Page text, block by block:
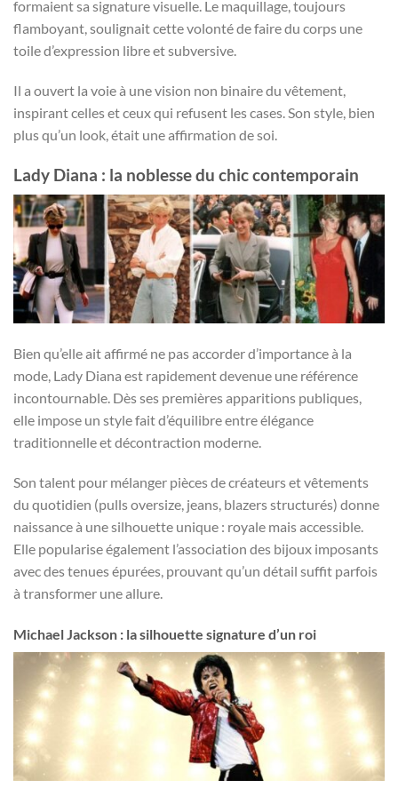
formaient sa signature visuelle. Le maquillage, toujours
flamboyant, soulignait cette volonté de faire du corps une
toile d’expression libre et subversive.
Il a ouvert la voie à une vision non binaire du vêtement,
inspirant celles et ceux qui refusent les cases. Son style, bien
plus qu’un look, était une affirmation de soi.
Lady Diana : la noblesse du chic contemporain
Bien qu’elle ait affirmé ne pas accorder d’importance à la
mode, Lady Diana est rapidement devenue une référence
incontournable. Dès ses premières apparitions publiques,
elle impose un style fait d’équilibre entre élégance
traditionnelle et décontraction moderne.
Son talent pour mélanger pièces de créateurs et vêtements
du quotidien (pulls oversize, jeans, blazers structurés) donne
naissance à une silhouette unique : royale mais accessible.
Elle popularise également l’association des bijoux imposants
avec des tenues épurées, prouvant qu’un détail suffit parfois
à transformer une allure.
Michael Jackson : la silhouette signature d’un roi